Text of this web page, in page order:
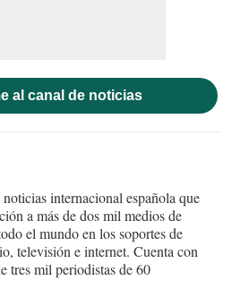
al canal de noticias
internacional española que
a más de dos mil medios de
el mundo en los soportes de
televisión e internet. Cuenta con
tres mil periodistas de 60